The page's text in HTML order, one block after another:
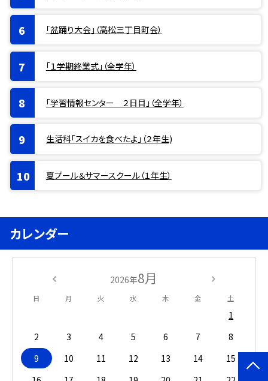
「盆踊り大会」（高松三丁目町会）
「１学期終業式」（全学年）
「学習情報センター ２日目」（全学年）
生活科「スイカを食べたよ」（２年生)
夏プール＆サマースクール（１年生）
カレンダー
2026年8月
日 月 火 水 木 金 土
1
2
3 4 5 6 7
8
9
10 11 12 13 14
15